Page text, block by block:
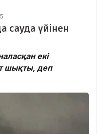
сауда үйінен
екі
шықты, деп